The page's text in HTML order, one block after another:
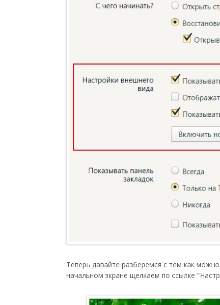
Теперь давайте разберемся с тем как
начальном экране щелкаем по ссылке